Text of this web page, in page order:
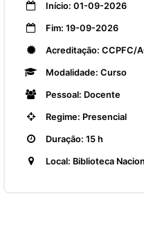
Início: 01-09-2026
Fim: 19-09-2026
Acreditação: CCPFC/
Modalidade: Curso
Pessoal: Docente
Regime: Presencial
Duração: 15 h
Local: Biblioteca